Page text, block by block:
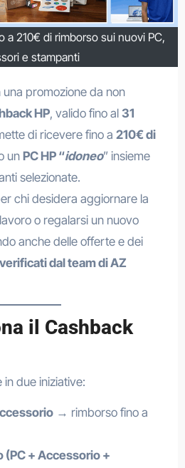
a 210€ di rimborso sui nuovi PC,
e stampanti
HP, valido fino al 31
di ricevere fino a 210€ di
un PC HP “idoneo” insieme
selezionate.
chi desidera aggiornare la
o regalarsi un nuovo
anche delle offerte e dei
dal team di AZ
il Cashback
due iniziative:
→ rimborso fino a
(PC + Accessorio +